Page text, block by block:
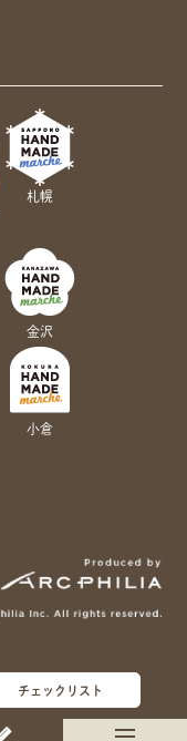
チェックリスト
札幌
金沢
小倉